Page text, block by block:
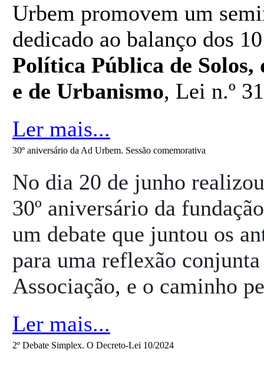
Urbem promovem um
dedicado ao balanço dos
Política Pública de
e de Urbanismo, Lei n.º
Ler mais...
30º aniversário da Ad Urbem. Sessão comemorativa
No dia 20 de junho
30º aniversário da
um debate que juntou os
para uma reflexão
Associação, e o caminho
Ler mais...
2º Debate Simplex. O Decreto-Lei 10/2024